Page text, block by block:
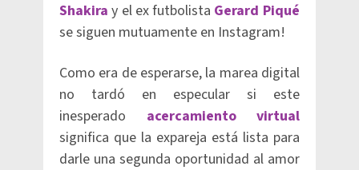
Shakira y el ex futbolista Gerard Piqué
se siguen mutuamente en Instagram!
Como era de esperarse, la marea digital
no tardó en especular si este
inesperado acercamiento virtual
significa que la expareja está lista para
darle una segunda oportunidad al amor